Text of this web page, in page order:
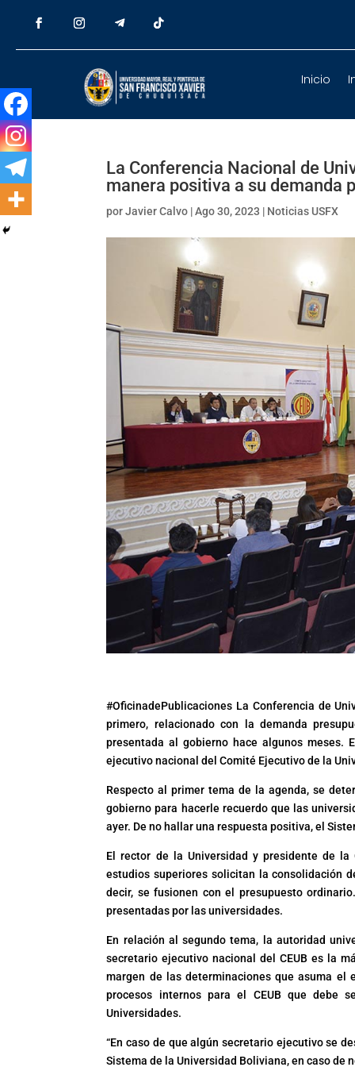
Inicio
La Conferencia Nacional de
manera positiva a su demanda
porJavier Calvo |Ago 30, 2023 | Noticias USFX
#OficinadePublicaciones La Conferencia de
primero, relacionado con la demanda
presentada al gobierno hace algunos meses.
ejecutivo nacional del Comité Ejecutivo de la
Respecto al primer tema de la agenda, se
gobierno para hacerle recuerdo que las
ayer. De no hallar una respuesta positiva, el
El rector de la Universidad y presidente de la
estudios superiores solicitan la consolidación
decir, se fusionen con el presupuesto
presentadas por las universidades.
En relación al segundo tema, la autoridad
secretario ejecutivo nacional del CEUB es la
margen de las determinaciones que asuma el
procesos internos para el CEUB que debe
Universidades.
“En caso de que algún secretario ejecutivo se
Sistema de la Universidad Boliviana, en caso de